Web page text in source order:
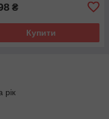
₴
Купити
рік